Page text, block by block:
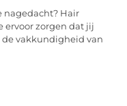
nagedacht? Hair
ervoor zorgen dat jij
vakkundigheid van